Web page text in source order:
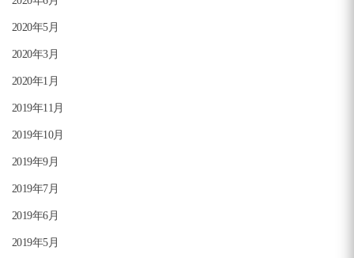
2020年5月
2020年3月
2020年1月
2019年11月
2019年10月
2019年9月
2019年7月
2019年6月
2019年5月